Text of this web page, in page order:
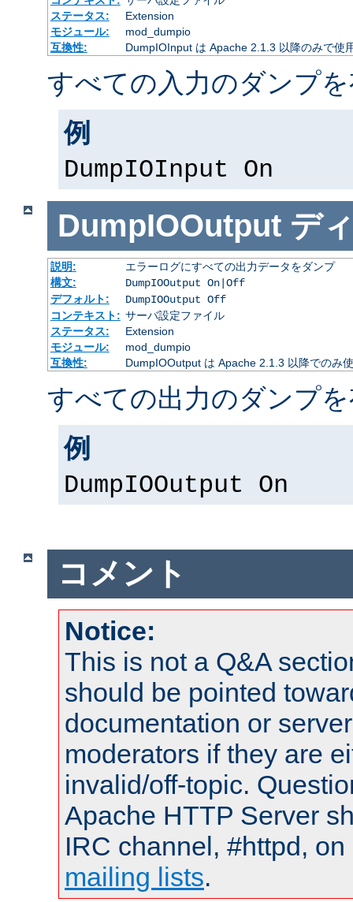
ステータス:
Extension
モジュール:
mod_dumpio
互換性:
DumpIOInput は Apache 2.1.3 以降のみで使
すべての入力のダンプ
例
DumpIOInput On
DumpIOOutput デ
説明:
エラーログにすべての出力データをダンプ
構文:
DumpIOOutput On|Off
デフォルト:
DumpIOOutput Off
コンテキスト: サーバ設定ファイル
ステータス:
Extension
モジュール:
mod_dumpio
互換性:
DumpIOOutput は Apache 2.1.3 以降でのみ
すべての出力のダンプ
例
DumpIOOutput On
コメント
Notice:
This is not a Q&A
should be pointed
documentation or
moderators if they are
invalid/off-topic.
Apache HTTP Server
IRC channel, #httpd,
mailing lists.